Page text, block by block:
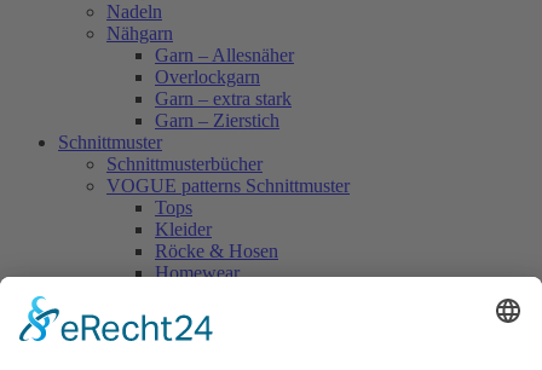
Nadeln
Nähgarn
Garn – Allesnäher
Overlockgarn
Garn – extra stark
Garn – Zierstich
Schnittmuster
Schnittmusterbücher
VOGUE patterns Schnittmuster
Tops
Kleider
Röcke & Hosen
Homewear
Vogue Vintage
Herren